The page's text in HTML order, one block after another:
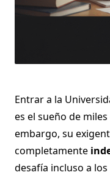
Entrar a la
es el sueño de
embargo, su
completamente
desafía incluso a